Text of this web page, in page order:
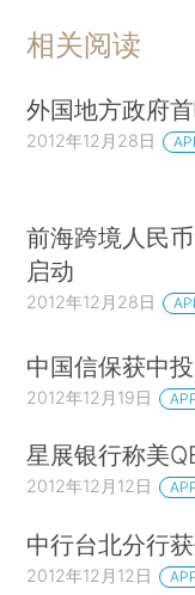
相关阅读
外国地方政府
2012年12月28日
前海跨境人民
启动
2012年12月28日
中国信保获中
2012年12月19日
星展银行称美
2012年12月12日
中行台北分行
2012年12月12日